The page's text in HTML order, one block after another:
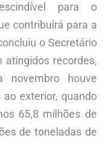
para o
contribuirá para a
o Secretário
atingidos recordes,
houve
exterior, quando
65,8 milhões de
de toneladas de